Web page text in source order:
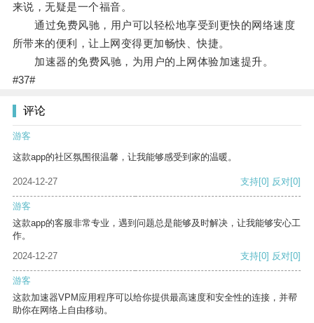
来说，无疑是一个福音。
通过免费风驰，用户可以轻松地享受到更快的网络速度
所带来的便利，让上网变得更加畅快、快捷。
加速器的免费风驰，为用户的上网体验加速提升。
#37#
评论
游客
这款app的社区氛围很温馨，让我能够感受到家的温暖。
2024-12-27 支持[0] 反对[0]
游客
这款app的客服非常专业，遇到问题总是能够及时解决，让我能够安心工
作。
2024-12-27
支持[0] 反对[0]
游客
这款加速器VPM应用程序可以给你提供最高速度和安全性的连接，并帮
助你在网络上自由移动。